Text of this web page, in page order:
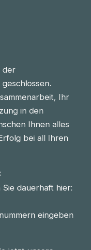
der
Ihr
in den
Ihnen alles
bei all Ihren
dauerhaft hier:
eingeben